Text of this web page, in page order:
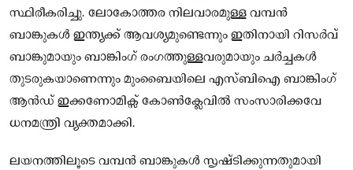
സ്ഥിരീകരിച്ചു. ലോകോത്തര നിലവാരമുള്ള വമ്പൻ
ബാങ്കുകൾ ഇന്ത്യക്ക് ആവശ്യമുണ്ടെന്നും ഇതിനായി റിസർവ്
ബാങ്കുമായും ബാങ്കിംഗ് രംഗത്തുള്ളവരുമായും ചർച്ചകൾ
തുടരുകയാണെന്നും മുംബൈയിലെ എസ്ബിഐ ബാങ്കിംഗ്
ആൻഡ് ഇക്കണോമിക്സ് കോൺക്ലേവിൽ സംസാരിക്കവേ
ധനമന്ത്രി വ്യക്തമാക്കി.
ലയനത്തിലൂടെ വമ്പൻ ബാങ്കുകൾ സൃഷ്ടിക്കുന്നതുമായി